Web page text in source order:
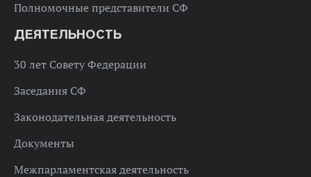
Полномочные представители СФ
ДЕЯТЕЛЬНОСТЬ
30 лет Совету Федерации
Заседания СФ
Законодательная деятельность
Документы
Межпарламентская деятельность